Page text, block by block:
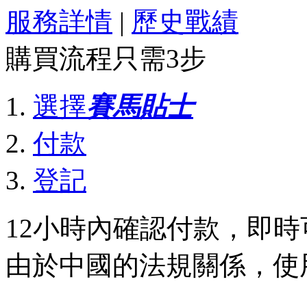
服務詳情 | 歷史戰績
購買流程只需3步
選擇賽馬貼士
付款
登記
12小時內確認付款，即
由於中國的法規關係，